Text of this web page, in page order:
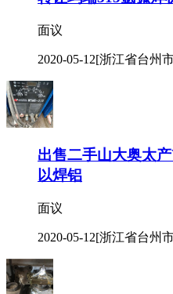
转让玛瑞315氩弧焊机
面议
2020-05-12
以焊铝
面议
2020-05-12